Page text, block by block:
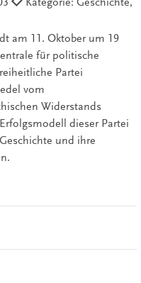
am 11. Oktober um 19
für politische
Partei
vom
Widerstands
dieser Partei
und ihre